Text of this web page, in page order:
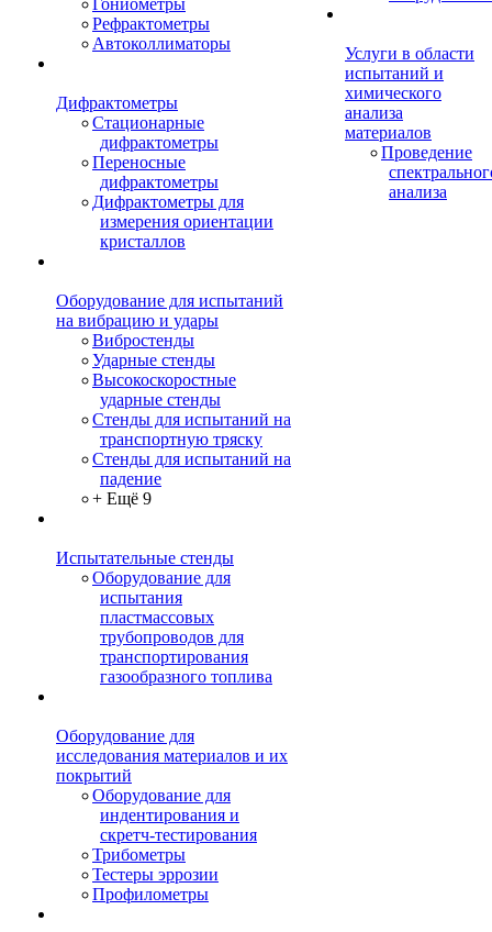
Гониометры
Рефрактометры
Автоколлиматоры
Дифрактометры
Стационарные
дифрактометры
Переносные
дифрактометры
Дифрактометры для
измерения ориентации
кристаллов
Оборудование для испытаний
на вибрацию и удары
Вибростенды
Ударные стенды
Высокоскоростные
ударные стенды
Стенды для испытаний на
транспортную тряску
Стенды для испытаний на
падение
+ Ещё 9
Испытательные стенды
Оборудование для
испытания
пластмассовых
трубопроводов для
транспортирования
газообразного топлива
Оборудование для
исследования материалов и их
покрытий
Оборудование для
индентирования и
скретч-тестирования
Трибометры
Тестеры эррозии
Профилометры
Услуги в области
испытаний и
химического
анализа
материалов
Проведение
анализа